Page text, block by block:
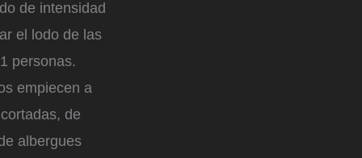
de intensidad
el lodo de las
personas.
empiecen a
de
albergues